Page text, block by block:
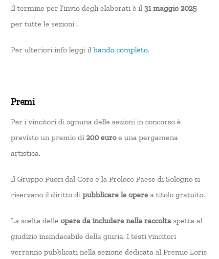
Il termine per l’invio degli elaborati è il31 maggio 2025
per tutte le sezioni .
Per ulteriori info leggi ilbando completo.
Premi
Per i vincitori di ognuna delle sezioni in concorso è
previsto un premio di 200 euroe una pergamena
artistica.
Il Gruppo Fuori dal Coro e la Proloco Paese di Sologno si
riservano il diritto dipubblicare le opere a titolo gratuito.
La scelta delleopere da includere nella raccolta spetta al
giudizio insindacabile della giuria. I testi vincitori
verranno pubblicati nella sezione dedicata al Premio Loris